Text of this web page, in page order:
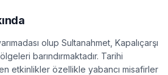
olup Sultanahmet, Kapalıçarşı
barındırmaktadır. Tarihi
etkinlikler özellikle yabancı misafirler